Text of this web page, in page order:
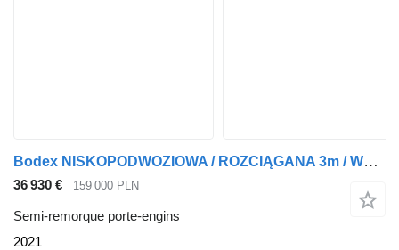
Bodex NISKOPODWOZIOWA / ROZCIĄGANA 3m / WCIĄGARKA / ŁADOWNOŚĆ 36700 KG
36 930 € 159 000 PLN
Semi-remorque porte-engins
2021